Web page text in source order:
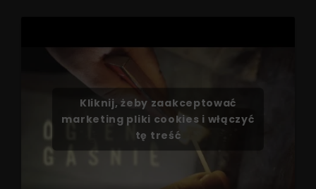
Kliknij, żeby zaakceptować
marketing pliki cookies i włączyć
tę treść